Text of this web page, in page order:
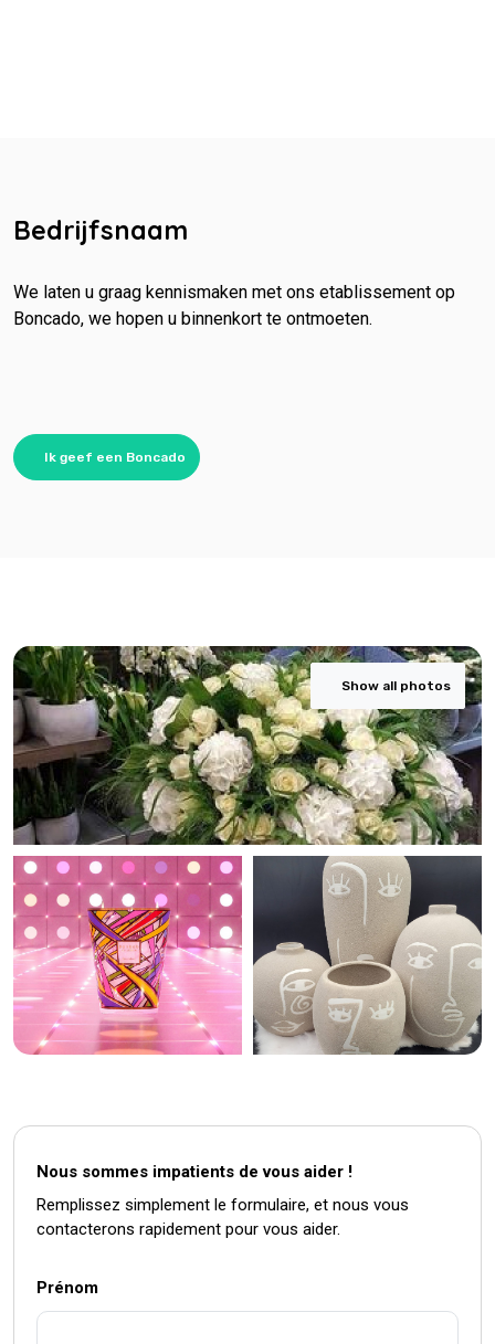
Bedrijfsnaam
We laten u graag kennismaken met ons etablissement op
Boncado, we hopen u binnenkort te ontmoeten.
Ik geef een Boncado
Show all photos
Nous sommes impatients de vous aider !
Remplissez simplement le formulaire, et nous vous
contacterons rapidement pour vous aider.
Prénom